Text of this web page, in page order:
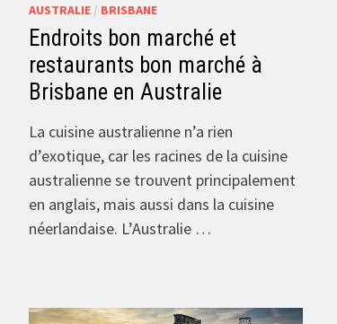
AUSTRALIE / BRISBANE
Endroits bon marché et
restaurants bon marché à
Brisbane en Australie
La cuisine australienne n’a rien
d’exotique, car les racines de la cuisine
australienne se trouvent principalement
en anglais, mais aussi dans la cuisine
néerlandaise. L’Australie …